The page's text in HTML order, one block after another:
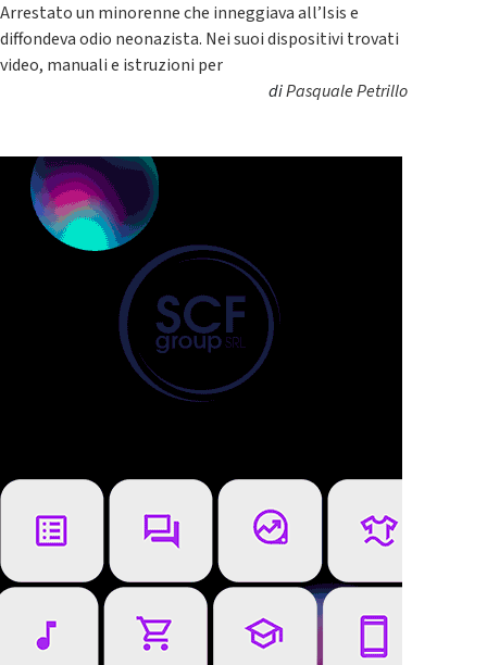
Arrestato un minorenne che inneggiava all’Isis e
diffondeva odio neonazista. Nei suoi dispositivi trovati
video, manuali e istruzioni per
diPasquale Petrillo